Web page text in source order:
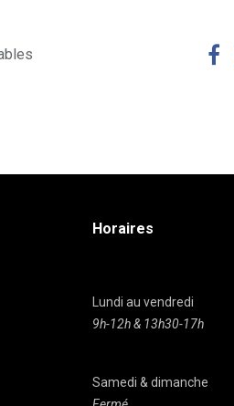
Horaires
Lundi au vendredi
9h-12h & 13h30-17h
Samedi & dimanche